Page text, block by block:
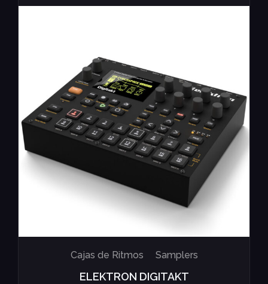
Cajas de Ritmos Samplers
ELEKTRON DIGITAKT